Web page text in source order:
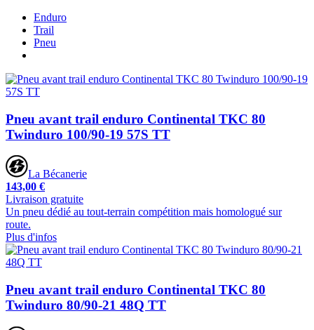
Enduro
Trail
Pneu
Pneu avant trail enduro Continental TKC 80
Twinduro 100/90-19 57S TT
La Bécanerie
143,00 €
Livraison gratuite
Un pneu dédié au tout-terrain compétition mais homologué sur
route.
Plus d'infos
Pneu avant trail enduro Continental TKC 80
Twinduro 80/90-21 48Q TT